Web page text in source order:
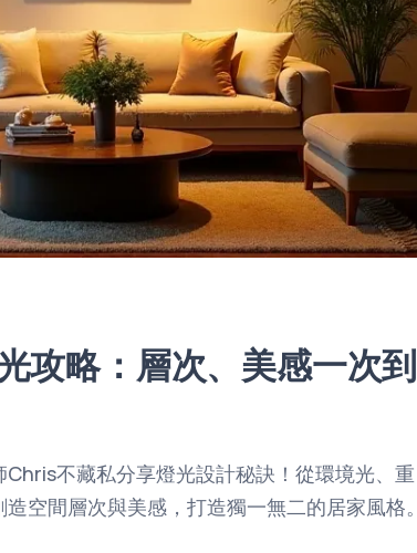
攻略：層次、美感一次到
不藏私分享燈光設計秘訣！從環境光、重
空間層次與美感，打造獨一無二的居家風格。